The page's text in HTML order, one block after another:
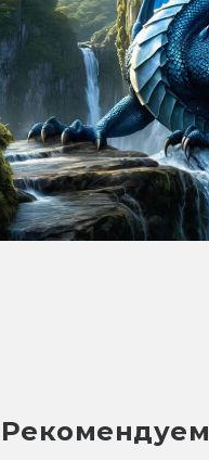
Рекомендуем